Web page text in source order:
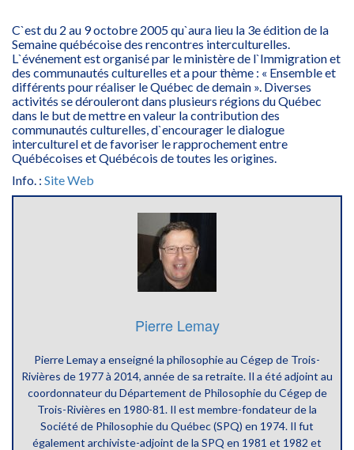
C`est du 2 au 9 octobre 2005 qu`aura lieu la 3e édition de la
Semaine québécoise des rencontres interculturelles.
L`événement est organisé par le ministère de l`Immigration et
des communautés culturelles et a pour thème : « Ensemble et
différents pour réaliser le Québec de demain ». Diverses
activités se dérouleront dans plusieurs régions du Québec
dans le but de mettre en valeur la contribution des
communautés culturelles, d`encourager le dialogue
interculturel et de favoriser le rapprochement entre
Québécoises et Québécois de toutes les origines.
Info. : Site Web
Pierre Lemay
Pierre Lemay a enseigné la philosophie au Cégep de Trois-
Rivières de 1977 à 2014, année de sa retraite. Il a été adjoint au
coordonnateur du Département de Philosophie du Cégep de
Trois-Rivières en 1980-81. Il est membre-fondateur de la
Société de Philosophie du Québec (SPQ) en 1974. Il fut
également archiviste-adjoint de la SPQ en 1981 et 1982 et